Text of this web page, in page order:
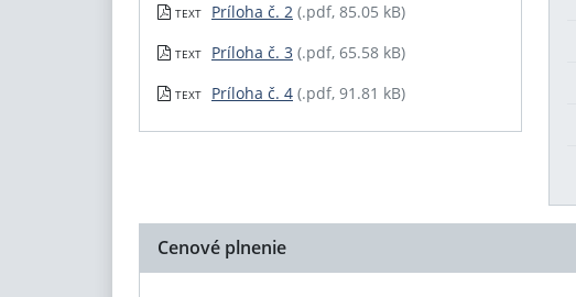
TEXT Príloha č. 2 (.pdf, 85.05 kB)
TEXT Príloha č. 3 (.pdf, 65.58 kB)
TEXT Príloha č. 4 (.pdf, 91.81 kB)
Cenové plnenie